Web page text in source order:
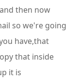
then now
so we're going
have,that
that inside
it is